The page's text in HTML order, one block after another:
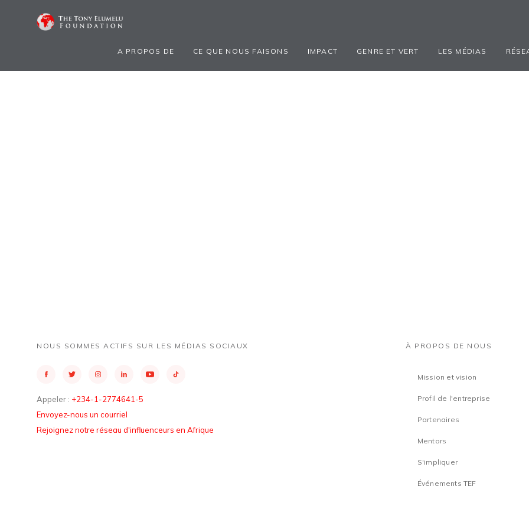
A PROPOS DE CE QUE NOUS FAISONS IMPACT GENRE ET VERT LES MÉDIAS
NOUS SOMMES ACTIFS SUR LES MÉDIAS SOCIAUX
Appeler : +234-1-2774641-5
Envoyez-nous un courriel
Rejoignez notre réseau d'influenceurs en Afrique
À PROPOS DE NOUS
Mission et vision
Profil de l'entreprise
Partenaires
Mentors
S'impliquer
Événements TEF